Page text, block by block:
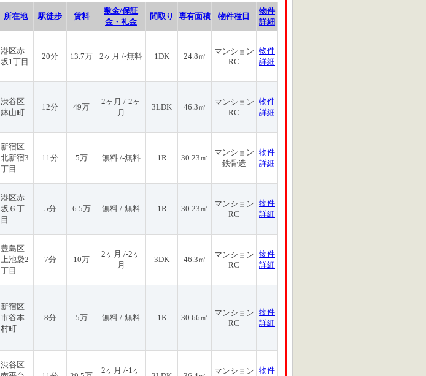
所在地 駅徒歩 賃料
敷金/保証
金・礼金
間取り 専有面積 物件種目
物件
詳細
港区赤
坂1丁目
20分 13.7万 2ヶ月 /-無料 1DK 24.8㎡
マンション
RC
物件
詳細
渋谷区
鉢山町
12分 49万
2ヶ月 /-2ヶ
月
3LDK 46.3㎡
マンション
RC
物件
詳細
新宿区
北新宿3
丁目
11分 5万 無料 /-無料 1R 30.23㎡
マンション
鉄骨造
物件
詳細
港区赤
坂６丁
目
5分 6.5万 無料 /-無料 1R 30.23㎡
マンション
RC
物件
詳細
豊島区
上池袋2
丁目
7分 10万
2ヶ月 /-2ヶ
月
3DK 46.3㎡
マンション
RC
物件
詳細
新宿区
市谷本
村町
8分 5万 無料 /-無料 1K 30.66㎡
マンション
RC
物件
詳細
渋谷区
2ヶ月 /-1ヶ マンション 物件